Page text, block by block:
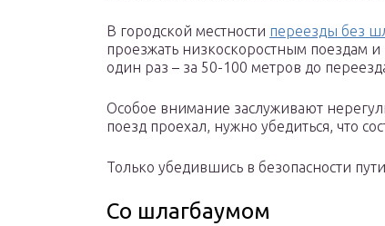
В городской местности переезды без
проезжать низкоскоростным поездам и
один раз – за 50-100 метров до
Особое внимание заслуживают
поезд проехал, нужно убедиться, что
Только убедившись в безопасности
Со шлагбаумом